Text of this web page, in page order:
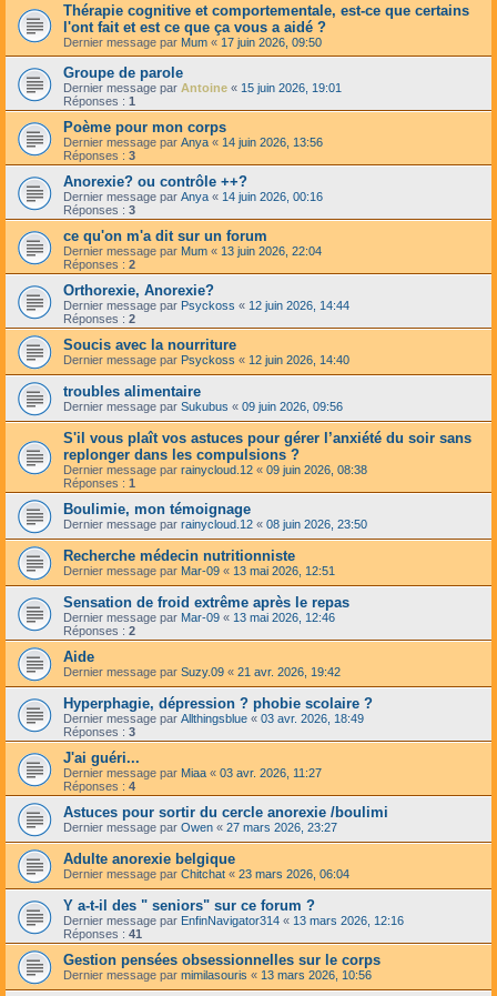
Thérapie cognitive et comportementale, est-ce que certains
l'ont fait et est ce que ça vous a aidé ?
Dernier message par Mum « 17 juin 2026, 09:50
Groupe de parole
Dernier message par Antoine « 15 juin 2026, 19:01
Réponses : 1
Poème pour mon corps
Dernier message par Anya « 14 juin 2026, 13:56
Réponses : 3
Anorexie? ou contrôle ++?
Dernier message par Anya « 14 juin 2026, 00:16
Réponses : 3
ce qu'on m'a dit sur un forum
Dernier message par Mum « 13 juin 2026, 22:04
Réponses : 2
Orthorexie, Anorexie?
Dernier message par Psyckoss « 12 juin 2026, 14:44
Réponses : 2
Soucis avec la nourriture
Dernier message par Psyckoss « 12 juin 2026, 14:40
troubles alimentaire
Dernier message par Sukubus « 09 juin 2026, 09:56
S'il vous plaît vos astuces pour gérer l’anxiété du soir sans
replonger dans les compulsions ?
Dernier message par rainycloud.12 « 09 juin 2026, 08:38
Réponses : 1
Boulimie, mon témoignage
Dernier message par rainycloud.12 « 08 juin 2026, 23:50
Recherche médecin nutritionniste
Dernier message par Mar-09 « 13 mai 2026, 12:51
Sensation de froid extrême après le repas
Dernier message par Mar-09 « 13 mai 2026, 12:46
Réponses : 2
Aide
Dernier message par Suzy.09 « 21 avr. 2026, 19:42
Hyperphagie, dépression ? phobie scolaire ?
Dernier message par Allthingsblue « 03 avr. 2026, 18:49
Réponses : 3
J'ai guéri...
Dernier message par Miaa « 03 avr. 2026, 11:27
Réponses : 4
Astuces pour sortir du cercle anorexie /boulimi
Dernier message par Owen « 27 mars 2026, 23:27
Adulte anorexie belgique
Dernier message par Chitchat « 23 mars 2026, 06:04
Y a-t-il des " seniors" sur ce forum ?
Dernier message par EnfinNavigator314 « 13 mars 2026, 12:16
Réponses : 41
Gestion pensées obsessionnelles sur le corps
Dernier message par mimilasouris « 13 mars 2026, 10:56